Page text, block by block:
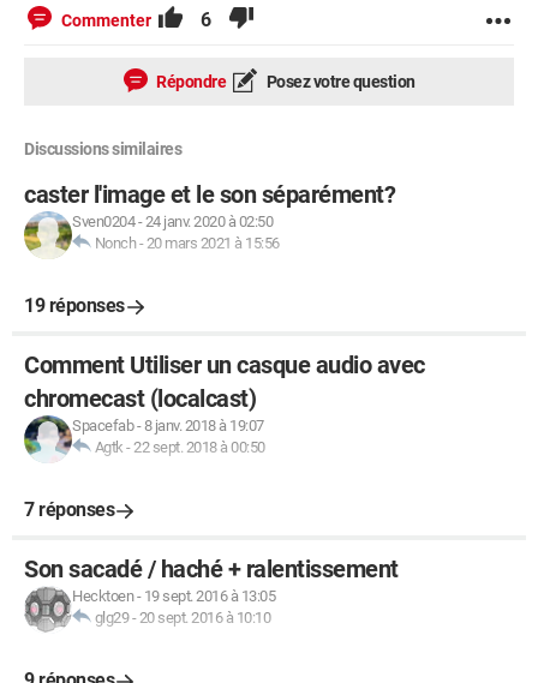
Commenter 6
Répondre Posez votre question
Discussions similaires
caster l'image et le son séparément?
Sven0204-24 janv. 2020 à 02:50
Nonch-20 mars 2021 à 15:56
19 réponses
Comment Utiliser un casque audio avec
chromecast (localcast)
Spacefab-8 janv. 2018 à 19:07
Agtk -22 sept. 2018 à 00:50
7 réponses
Son sacadé / haché + ralentissement
Hecktoen- 19 sept. 2016 à 13:05
glg29-20 sept. 2016 à 10:10